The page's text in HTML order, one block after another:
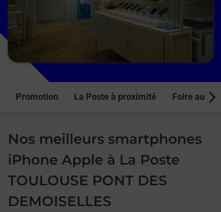
Promotion La Poste à proximité Foire aux
Nos meilleurs smartphones
iPhone Apple à La Poste
TOULOUSE PONT DES
DEMOISELLES